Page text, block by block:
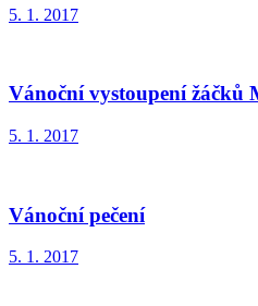
5. 1. 2017
Vánoční vystoupení
5. 1. 2017
Vánoční pečení
5. 1. 2017